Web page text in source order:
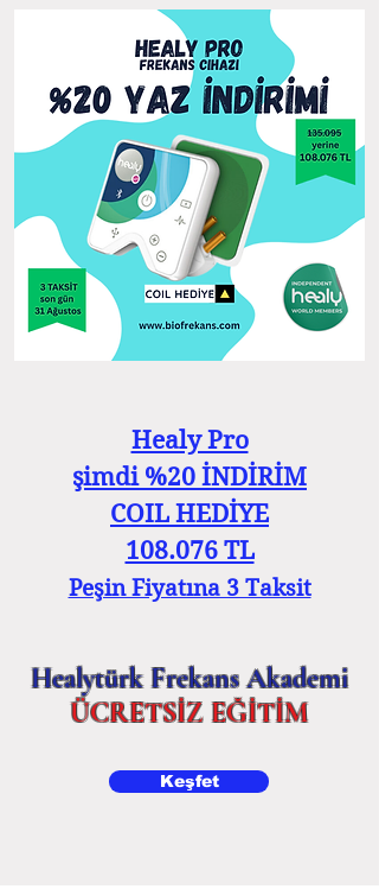
Healy Pro
şimdi %20 İNDİRİM
COIL HEDİYE
108.076 TL
Peşin Fiyatına 3 Taksit
Healytürk Frekans Akademi
ÜCRETSİZ EĞİTİM
Keşfet